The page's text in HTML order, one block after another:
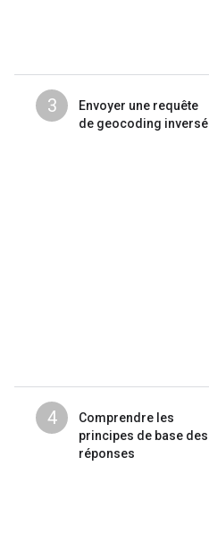
3
Envoyer une requête
de geocoding inversé
4
Comprendre les
principes de base des
réponses